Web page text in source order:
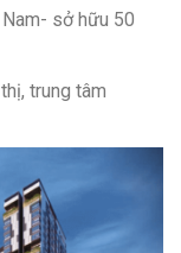
sở hữu 50
trung tâm